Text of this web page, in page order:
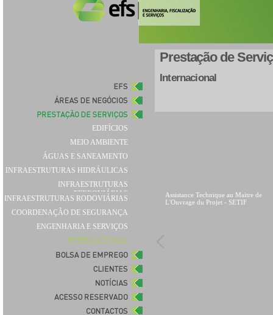
EDIFÍCIOS
MEIO AMBIENTE
ÁGUAS E SANEAMENTO
INFRAESTRUTURAS HIDRÁULICAS
INFRAESTRUTURAS
FERROVIÁRIAS
INFRAESTRUTURAS RODOVIÁRIAS
COORDENAÇÃO DE SEGURANÇA
ENGENHARIA E SERVIÇOS
INTERNACIONAL
Prestação de
Internacional
Assistance Technique au Maitre de
L'Ouvrage du Projet - SETIF